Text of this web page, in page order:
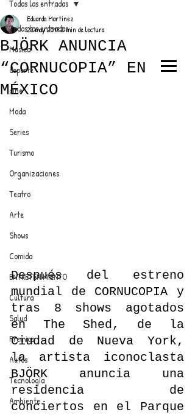
ANUNCIATE CON NOSOTROS
PARA MÁS INFORMACIÓN:
dinamicaseltrendytop@gmail.com
EL TRENDY TOP
CON EDDY MARTINEZ
Todas las entradas
Música
deporte
cine
Moda
Series
Turismo
Organizaciones
Teatro
Arte
Shows
Comida
ENTRETENIMIENTO
Cultura
Salud
Premios
Autos
Tecnología
Ambiente
Todas las entradas
BJÖRK ANUNCIA
“CORNUCOPIA” EN
MÉXICO
Eduardo Martínez
23 may 20192 min de lectura
Después del estreno
mundial de CORNUCOPIA y
tras 8 shows agotados
en The Shed, de la
Ciudad de Nueva York,
la artista iconoclasta
BJÖRK anuncia una
residencia de
conciertos en el Parque